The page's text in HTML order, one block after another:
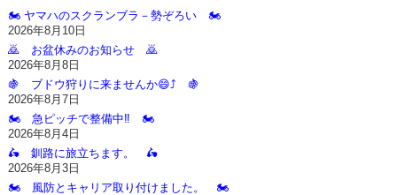
🏍️ ヤマハのスクランブラ－勢ぞろい 🏍️
2026年8月10日
🙇‍ お盆休みのお知らせ 🙇‍
2026年8月8日
🍇 ブドウ狩りに来ませんか😄⤴️ 🍇
2026年8月7日
🏍️ 急ピッチで整備中‼️ 🏍️
2026年8月4日
🛵 釧路に旅立ちます。 🛵
2026年8月3日
🏍️ 風防とキャリア取り付けました。 🏍️